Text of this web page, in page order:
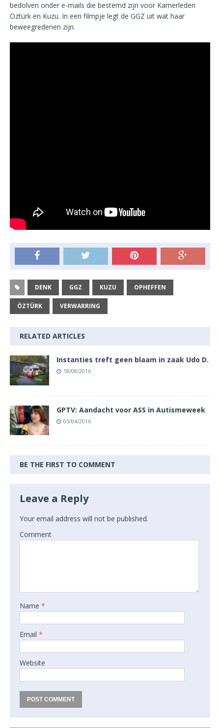
bedolven onder e-mails die bestemd zijn voor Kamerleden
Oztürk en Kuzu. In een filmpje legt de GGZ uit wat haar
beweegredenen zijn.
DENK GGZ KUZU OPHEFFEN
ÖZTÜRK VERWARRING
RELATED ARTICLES
Instanties treft geen blaam in zaak Udo D.
18/08/2016
GPTV: Aandacht voor ASS in Autismeweek
05/04/2016
BE THE FIRST TO COMMENT
Leave a Reply
Your email address will not be published.
Comment
Name *
Email *
Website